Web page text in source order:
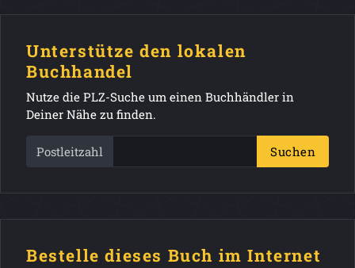
Unterstütze den lokalen
Buchhandel
Nutze die PLZ-Suche um einen Buchhändler in
Deiner Nähe zu finden.
Postleitzahl Suchen
Bestelle dieses Buch im Internet